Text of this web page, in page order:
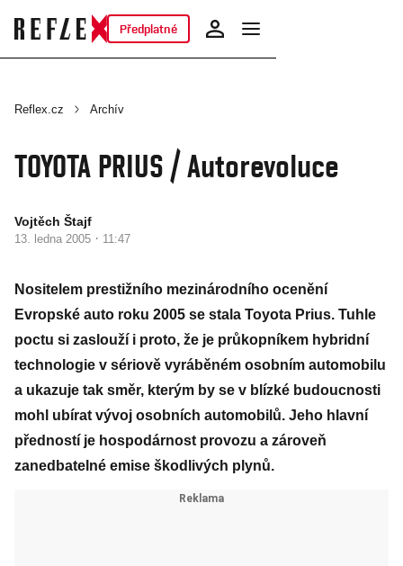
Předplatné
Reflex.cz Archív
TOYOTA PRIUS / Autorevoluce
Vojtěch Štajf
13. ledna 2005 · 11:47
Nositelem prestižního mezinárodního ocenění
Evropské auto roku 2005 se stala Toyota Prius. Tuhle
poctu si zaslouží i proto, že je průkopníkem hybridní
technologie v sériově vyráběném osobním automobilu
a ukazuje tak směr, kterým by se v blízké budoucnosti
mohl ubírat vývoj osobních automobilů. Jeho hlavní
předností je hospodárnost provozu a zároveň
zanedbatelné emise škodlivých plynů.